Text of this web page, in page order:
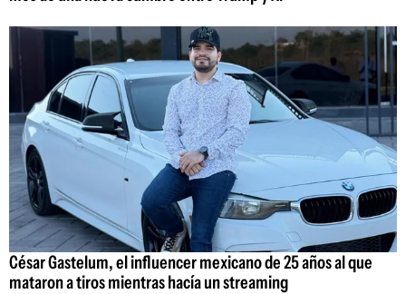
César Gastelum, el influencer mexicano de 25 años al que
mataron a tiros mientras hacía un streaming